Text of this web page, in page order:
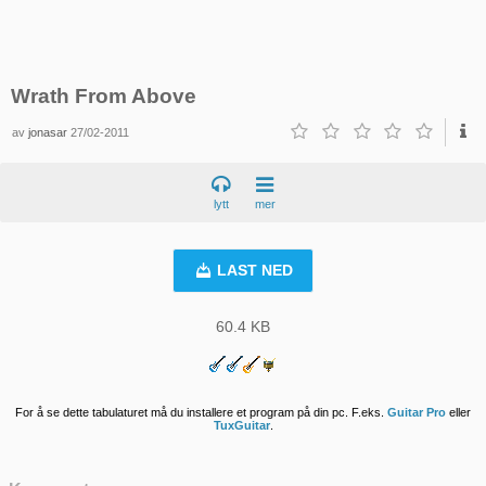
Wrath From Above
avjonasar 27/02-2011
lytt mer
LAST NED
60.4 KB
For å se dette tabulaturet må du installere et program på din pc. F.eks. Guitar Pro eller
TuxGuitar.